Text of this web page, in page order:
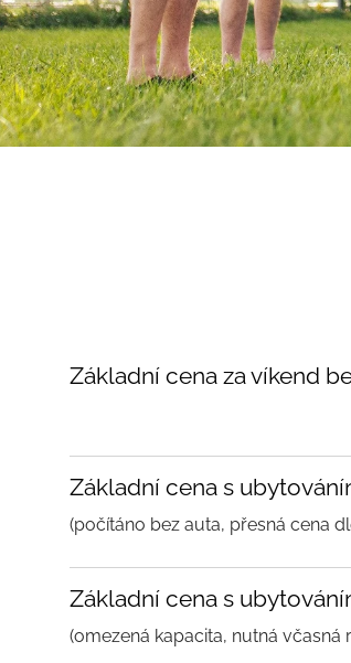
Základní cena za víkend
Základní cena s
(počítáno bez auta, přesná cena
Základní cena s
(omezená kapacita, nutná včasná